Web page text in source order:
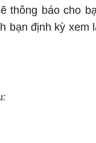
thông báo cho
bạn định kỳ xem